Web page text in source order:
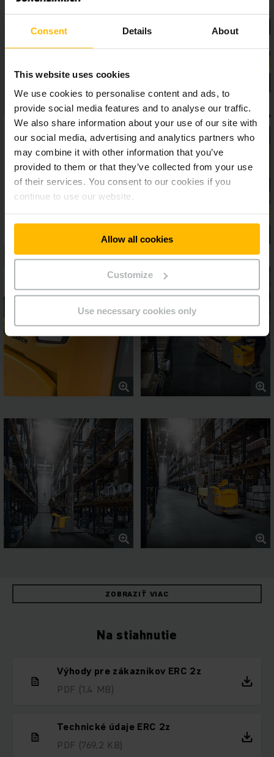
Consent Details About
This website uses cookies
We use cookies to personalise content and ads, to
provide social media features and to analyse our traffic.
We also share information about your use of our site with
our social media, advertising and analytics partners who
may combine it with other information that you’ve
provided to them or that they’ve collected from your use
of their services. You consent to our cookies if you
continue to use our website.
Allow all cookies
Customize
Use necessary cookies only
každodennej práci v sklade.
ZOBRAZIŤ VIAC
Na stiahnutie
Výhody pre zákazníkov ERC 2z
PDF (1,4 MB)
Technické údaje ERC 2z
PDF (769,2 KB)